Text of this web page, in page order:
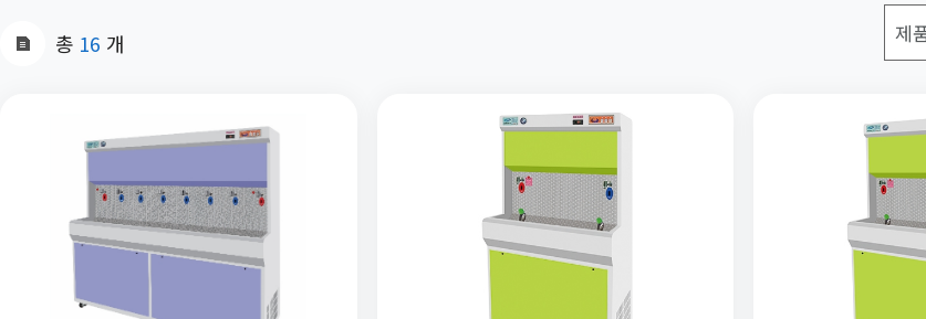
총 16 개